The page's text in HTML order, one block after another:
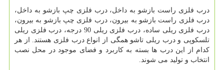
درب فلزی راست بازشو به داخل، درب فلزی چپ بازشو به داخل،
درب فلزی راست بازشو به بیرون، درب فلزی چپ بازشو به بیرون،
درب فلزی ریلی ساده، درب فلزی ریلی 90 درجه، درب فلزی ریلی
تلسکوپی و درب ریلی تاشو همگی از انواع درب فلزی هستند. از هر
کدام از این درب ها بسته به کاربرد و فضای موجود در محل نصب
انتخاب و تولید می شوند.